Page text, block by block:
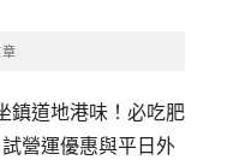
鎮道地港味！必吃肥
營運優惠與平日外